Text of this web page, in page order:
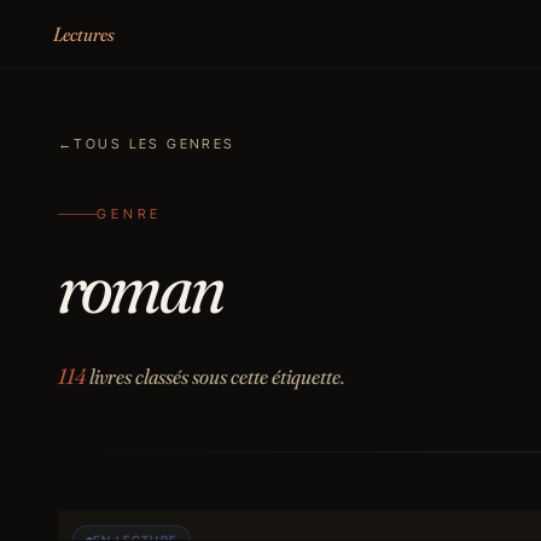
Lectures
←TOUS LES GENRES
GENRE
roman
114livres classés sous cette étiquette.